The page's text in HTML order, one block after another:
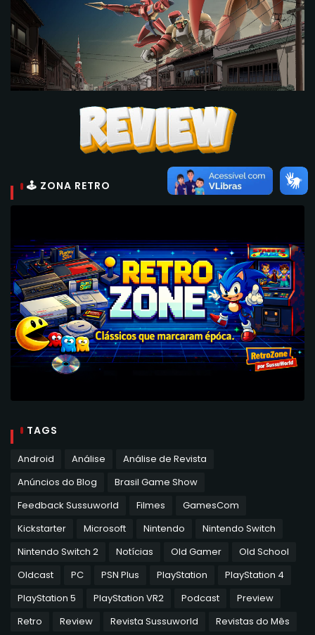
🕹 ZONA RETRO
TAGS
Android Análise
Análise de Revista
Anúncios do Blog
Brasil Game Show
Feedback Sussuworld
Filmes
GamesCom
Kickstarter
Microsoft Nintendo
Nintendo Switch
Nintendo Switch 2
Notícias Old Gamer
Old School
Oldcast
PC PSN Plus PlayStation
PlayStation 4
PlayStation 5
PlayStation VR2 Podcast
Preview
Retro
Review Revista Sussuworld
Revistas do Mês